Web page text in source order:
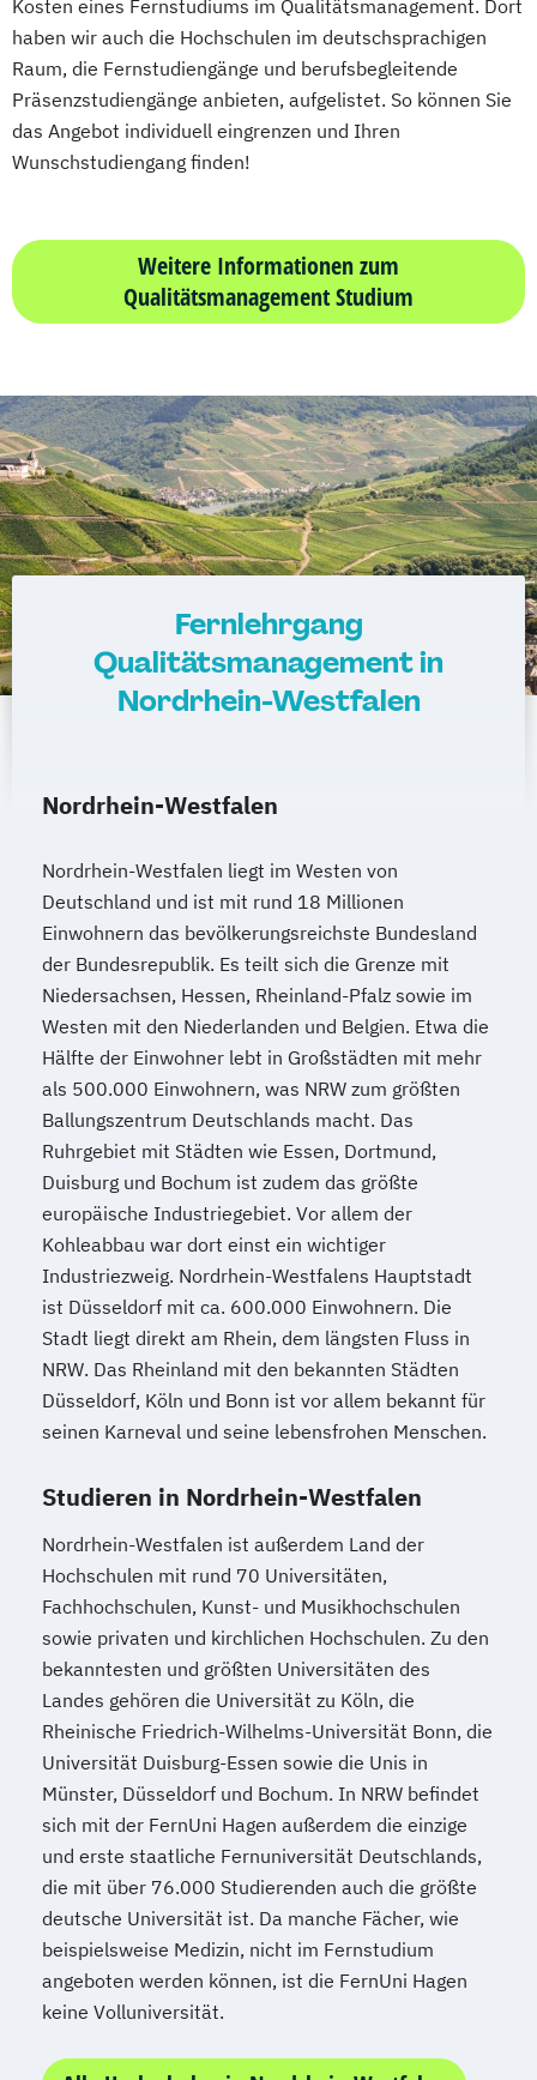
Sport-Mentaltraining
Sporternährung
Sportmanagement
Stress- und Mentalcoach
Tourismusbetriebswirt:in
Tourismusmarketing
Materials Science
Mathematik für Studierende
wirtschaftswissenschaftlicher Fächer
Mechatronik
Mediengestaltung
Medizintechnik (B. Eng.)/(B. Sc.)
Nachhaltiges Design
New Venture Management
Professional Software Engineering
Prozesssimulation in der
Verfahrenstechnik
Regenerative Energietechnik
Technikfolgen­abschätzung
Technische Betriebswirtschaft
Technische Informatik
Wasserstofftechnologien
Weiterbildung IT Sicherheit Management
Wirtschaftsingenieurwesen
Wirtschaftsingenieurwesen Digitale
Produktion (B. Eng.) 6 oder 7 Semester
Wirtschaftsingenieurwesen Erneuerbare
Energien (B. Eng.) 6 oder 7 Semester
Wirtschaftsingenieurwesen Künstliche
Intelligenz (B. Eng.) 6 oder 7 Semester
Wirtschaftsingenieurwesen Lebensmittel
(B. Eng.) 6 oder 7 Semester
Wirtschaftsingenieurwesen Logistik (B.
Eng.) 6 ode 7 Semester
Wirtschaftsingenieurwesen für Ingenieure
Wirtschaftsingenieurwesen für
Wirtschaftswissenschaftler
Wirtschafts­ingenieur­wesen
Fahrzeugtechnik
Wirtschafts­ingenieur­wesen
Kunststofftechnik
Wirtschafts­ingenieur­wesen
Verfahrenstechnik
Zukunftsmanagement
Kosten eines Fernstudiums im Qualitätsmanagement. Dort
haben wir auch die Hochschulen im deutschsprachigen
Raum, die Fernstudiengänge und berufsbegleitende
Präsenzstudiengänge anbieten, aufgelistet. So können Sie
das Angebot individuell eingrenzen und Ihren
Wunschstudiengang finden!
Weitere Informationen zum
Qualitätsmanagement Studium
Fernlehrgang
Qualitätsmanagement in
Nordrhein-Westfalen
Nordrhein-Westfalen
Nordrhein-Westfalen liegt im Westen von
Deutschland und ist mit rund 18 Millionen
Einwohnern das bevölkerungsreichste Bundesland
der Bundesrepublik. Es teilt sich die Grenze mit
Niedersachsen, Hessen, Rheinland-Pfalz sowie im
Westen mit den Niederlanden und Belgien. Etwa die
Hälfte der Einwohner lebt in Großstädten mit mehr
als 500.000 Einwohnern, was NRW zum größten
Ballungszentrum Deutschlands macht. Das
Ruhrgebiet mit Städten wie Essen, Dortmund,
Duisburg und Bochum ist zudem das größte
europäische Industriegebiet. Vor allem der
Kohleabbau war dort einst ein wichtiger
Industriezweig. Nordrhein-Westfalens Hauptstadt
ist Düsseldorf mit ca. 600.000 Einwohnern. Die
Stadt liegt direkt am Rhein, dem längsten Fluss in
NRW. Das Rheinland mit den bekannten Städten
Düsseldorf, Köln und Bonn ist vor allem bekannt für
seinen Karneval und seine lebensfrohen Menschen.
Studieren in Nordrhein-Westfalen
Nordrhein-Westfalen ist außerdem Land der
Hochschulen mit rund 70 Universitäten,
Fachhochschulen, Kunst- und Musikhochschulen
sowie privaten und kirchlichen Hochschulen. Zu den
bekanntesten und größten Universitäten des
Landes gehören die Universität zu Köln, die
Rheinische Friedrich-Wilhelms-Universität Bonn, die
Universität Duisburg-Essen sowie die Unis in
Münster, Düsseldorf und Bochum. In NRW befindet
sich mit der FernUni Hagen außerdem die einzige
und erste staatliche Fernuniversität Deutschlands,
die mit über 76.000 Studierenden auch die größte
deutsche Universität ist. Da manche Fächer, wie
beispielsweise Medizin, nicht im Fernstudium
angeboten werden können, ist die FernUni Hagen
keine Volluniversität.